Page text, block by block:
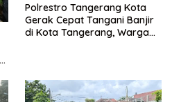
Polrestro Tangerang Kota
Gerak Cepat Tangani Banjir
di Kota Tangerang, Warga